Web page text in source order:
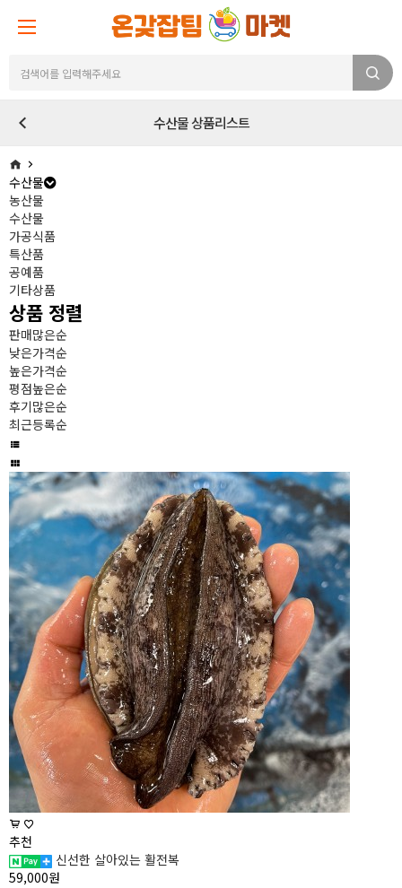
수산물 상품리스트
수산물
농산물
수산물
가공식품
특산품
공예품
기타상품
상품 정렬
판매많은순
낮은가격순
높은가격순
평점높은순
후기많은순
최근등록순
추천
신선한 살아있는 활전복
59,000원